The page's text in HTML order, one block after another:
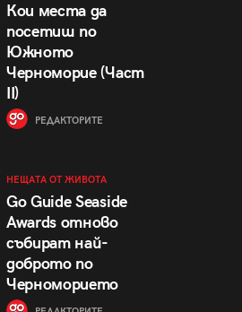
Кои места да
посетиш по
Южното
Черноморие (Част
II)
РЕДАКТОРИТЕ
НЕЩАТА ОТ ЖИВОТА
Go Guide Seaside
Awards отново
събират най-
доброто по
Черноморието